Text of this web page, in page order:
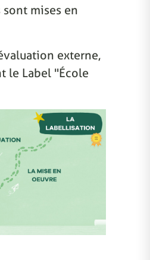
mises en
externe,
le Label "École